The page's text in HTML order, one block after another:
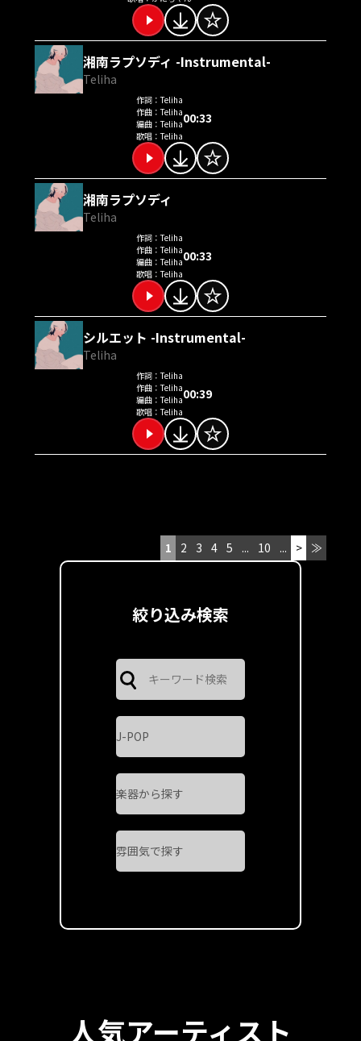
絞り込み検索
湘南ラプソディ -Instrumental-
Teliha
作詞：Teliha
作曲：Teliha
編曲：Teliha
歌唱：Teliha
00:33
湘南ラプソディ
Teliha
作詞：Teliha
作曲：Teliha
編曲：Teliha
歌唱：Teliha
00:33
シルエット -Instrumental-
Teliha
作詞：Teliha
作曲：Teliha
編曲：Teliha
歌唱：Teliha
00:39
1 2 3 4 5 ... 10 ... > ≫
人気アーティスト